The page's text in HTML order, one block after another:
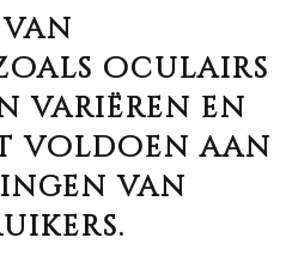
oculairs
variëren en
voldoen aan
van